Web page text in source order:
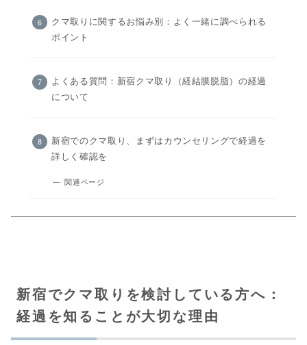
クマ取りに関するお悩み別：よく一緒に調べられる
ポイント
よくある質問：新宿クマ取り（経結膜脱脂）の経過
について
新宿でのクマ取り、まずはカウンセリングで経過を
詳しく確認を
関連ページ
新宿でクマ取りを検討している方へ：
経過を知ることが大切な理由